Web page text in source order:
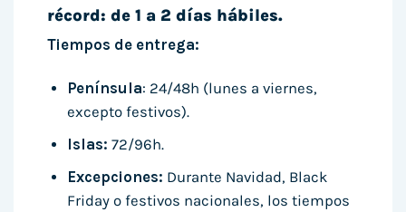
récord: de 1 a 2 días hábiles.
Tiempos de entrega:
Península: 24/48h (lunes a viernes,
excepto festivos).
Islas: 72/96h.
Excepciones: Durante Navidad, Black
Friday o festivos nacionales, los tiempos